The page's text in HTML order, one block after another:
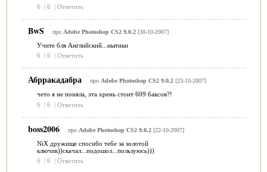
6
| 6 | Ответить
BwS про Adobe Photoshop CS2 9.0.2[30-10-2007]
Учите бля Английский...нытики
6
| 6 | Ответить
Абрракадабра про Adobe Photoshop CS2 9.0.2[23-10-2007]
чето я не поняла, эта хрень стоит 609 баксов?!
6
| 6 | Ответить
boss2006 про Adobe Photoshop CS2 9.0.2[22-10-2007]
NiX дружище спосибо тебе за золотой
ключик))скачал...подошол...пользуюсь)))
6
| 6 | Ответить